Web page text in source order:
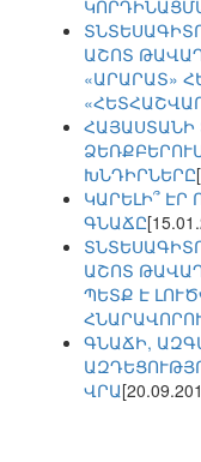
ԱՇՈՏ
«ԱՐԱՐԱՏ»
ՀԱՅԱՍՏԱՆԻ
ԽՆԴԻՐՆԵՐԸ
ԿԱՐԵԼԻ՞ ԷՐ
ԳՆԱՃԸ
ԱՇՈՏ
ՊԵՏՔ Է
ԳՆԱՃԻ,
ՎՐԱ